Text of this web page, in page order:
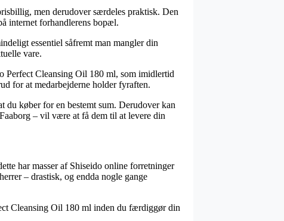
men derudover særdeles praktisk. Den
internet forhandlerens bopæl.
essentiel såfremt man mangler din
vare.
Perfect Cleansing Oil 180 ml, som imidlertid
for at medarbejderne holder fyraften.
køber for en bestemt sum. Derudover kan
– vil være at få dem til at levere din
har masser af Shiseido online forretninger
– drastisk, og endda nogle gange
Cleansing Oil 180 ml inden du færdiggør din